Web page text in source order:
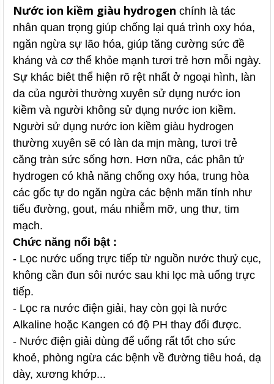
Nước ion kiềm giàu hydrogen chính là tác
nhân quan trọng giúp chống lại quá trình oxy hóa,
ngăn ngừa sự lão hóa, giúp tăng cường sức đề
kháng và cơ thể khỏe mạnh tươi trẻ hơn mỗi ngày.
Sự khác biêt thể hiện rõ rệt nhất ở ngoại hình, làn
da của người thường xuyên sử dụng nước ion
kiềm và người không sử dụng nước ion kiềm.
Người sử dụng nước ion kiềm giàu hydrogen
thường xuyên sẽ có làn da mịn màng, tươi trẻ
căng tràn sức sống hơn. Hơn nữa, các phân tử
hydrogen có khả năng chống oxy hóa, trung hòa
các gốc tự do ngăn ngừa các bệnh mãn tính như
tiểu đường, gout, máu nhiễm mỡ, ung thư, tim
mạch.
Chức năng nổi bật :
- Lọc nước uống trực tiếp từ nguồn nước thuỷ cục,
không cần đun sôi nước sau khi lọc mà uống trực
tiếp.
- Lọc ra nước điện giải, hay còn gọi là nước
Alkaline hoặc Kangen có độ PH thay đổi được.
- Nước điện giải dùng để uống rất tốt cho sức
khoẻ, phòng ngừa các bệnh về đường tiêu hoá, dạ
dày, xương khớp...